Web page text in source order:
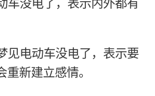
车没电了，表示内外都有
见电动车没电了，表示要
新建立感情。